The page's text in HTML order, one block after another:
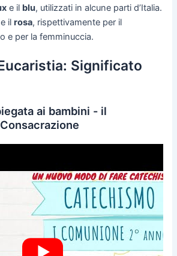
e il blu, utilizzati in alcune parti d’Italia.
e ilrosa, rispettivamente per il
e per la femminuccia.
Significato
ai bambini - il